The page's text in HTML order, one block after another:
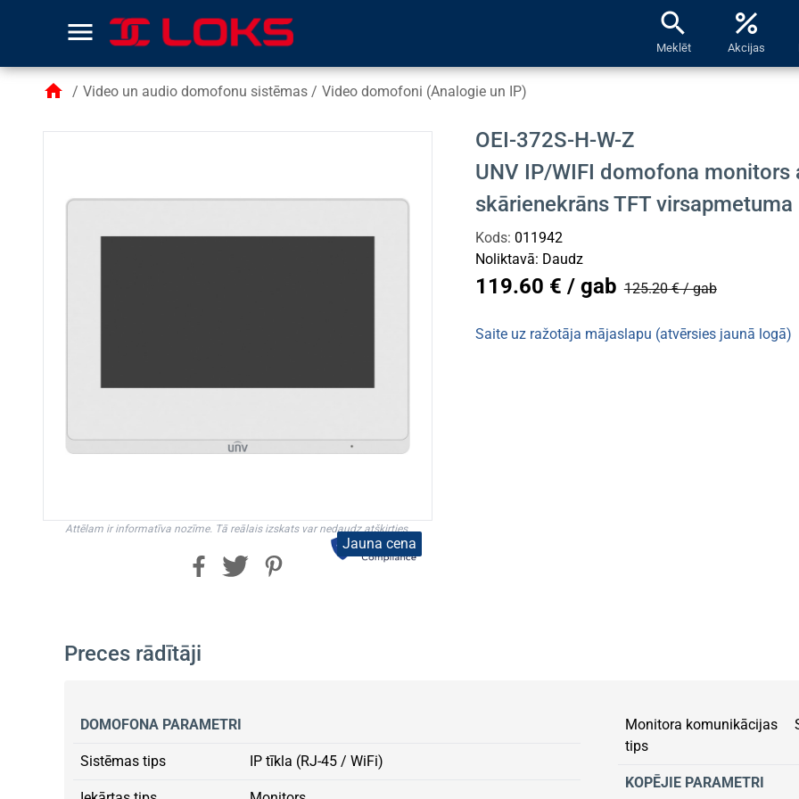
menu search
Meklēt
percent
Akcijas
home / Video un audio domofonu sistēmas / Video domofoni (Analogie un IP)
Jauna cena
Attēlam ir informatīva nozīme. Tā reālais izskats var nedaudz atšķirties.
OEI-372S-H-W-Z
UNV IP/WIFI domofona monitors
skārienekrāns TFT virsapmetuma
Kods: 011942
Noliktavā: Daudz
119.60 € / gab 125.20 € / gab
Saite uz ražotāja mājaslapu (atvērsies jaunā logā)
Preces rādītāji
DOMOFONA PARAMETRI
Sistēmas tips IP tīkla (RJ-45 / WiFi)
Monitora komunikācijas
tips
KOPĒJIE PARAMETRI